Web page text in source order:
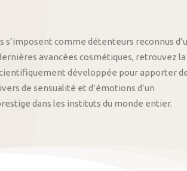
s’imposent comme détenteurs reconnus
avancées cosmétiques, retrouvez la
développée pour apporter
de sensualité et d’émotions d’un
dans les instituts du monde entier.